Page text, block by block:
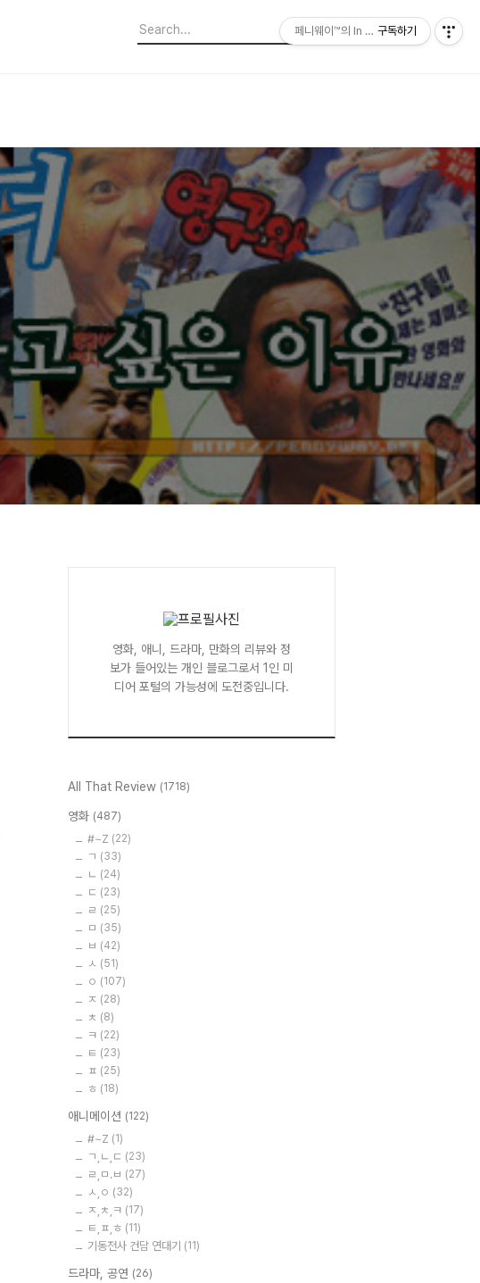
영화, 애니, 드라마, 만화의 리뷰와 정
보가 들어있는 개인 블로그로서 1인 미
디어 포털의 가능성에 도전중입니다.
All That Review (1718)
영화 (487)
#~Z (22)
ㄱ (33)
ㄴ (24)
ㄷ (23)
ㄹ (25)
ㅁ (35)
ㅂ (42)
ㅅ (51)
ㅇ (107)
ㅈ (28)
ㅊ (8)
ㅋ (22)
ㅌ (23)
ㅍ (25)
ㅎ (18)
애니메이션 (122)
#~Z (1)
ㄱ,ㄴ,ㄷ (23)
ㄹ,ㅁ.ㅂ (27)
ㅅ,ㅇ (32)
ㅈ,ㅊ,ㅋ (17)
ㅌ,ㅍ,ㅎ (11)
기동전사 건담 연대기 (11)
드라마, 공연 (26)
페니웨이™의 In This Film
구독하기